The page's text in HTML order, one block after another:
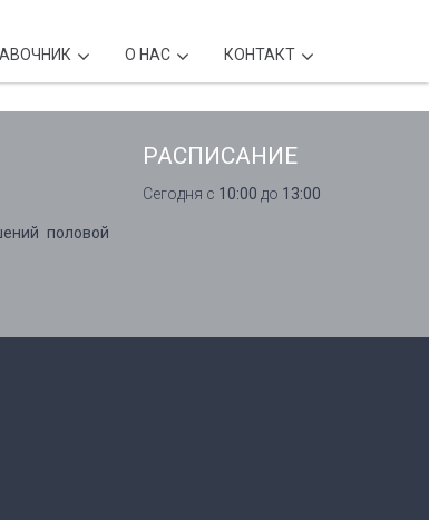
О НАС КОНТАКТ
половой
РАСПИСАНИЕ
Сегодня с 10:00 до 13:00